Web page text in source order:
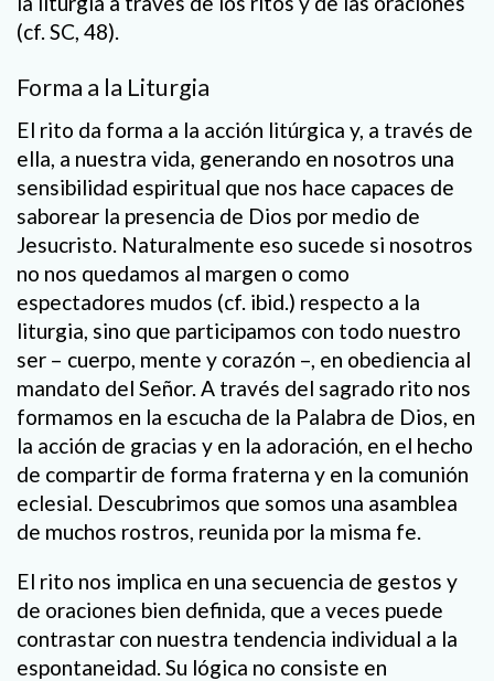
(cf. SC, 48).
Forma a la Liturgia
El rito da forma a la acción litúrgica y, a través de
ella, a nuestra vida, generando en nosotros una
sensibilidad espiritual que nos hace capaces de
saborear la presencia de Dios por medio de
Jesucristo. Naturalmente eso sucede si nosotros
no nos quedamos al margen o como
espectadores mudos (cf. ibid.) respecto a la
liturgia, sino que participamos con todo nuestro
ser – cuerpo, mente y corazón –, en obediencia al
mandato del Señor. A través del sagrado rito nos
formamos en la escucha de la Palabra de Dios, en
la acción de gracias y en la adoración, en el hecho
de compartir de forma fraterna y en la comunión
eclesial. Descubrimos que somos una asamblea
de muchos rostros, reunida por la misma fe.
El rito nos implica en una secuencia de gestos y
de oraciones bien definida, que a veces puede
contrastar con nuestra tendencia individual a la
espontaneidad. Su lógica no consiste en